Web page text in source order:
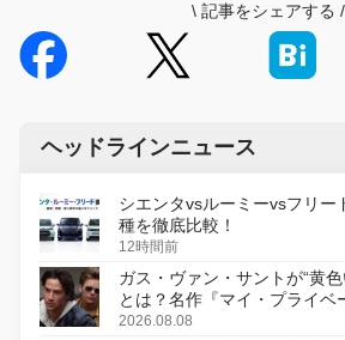
\ 記事をシェアする /
ヘッドラインニュース
シエンタvsルーミーvsフリー
種を徹底比較！
12時間前
ガス・ヴァン・サントが“黄
とは？名作『マイ・プライベ
初のデジタルリマスター版で
2026.08.08